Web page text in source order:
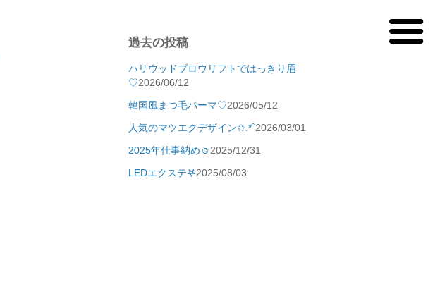
過去の投稿
ハリウッドブロウリフトではっきり眉
♡2026/06/12
韓国風まつ毛パーマ♡2026/05/12
人気のマツエクデザイン✩.*˚2026/03/01
2025年仕事納め☺️2025/12/31
LEDエクステ‎𖤐2025/08/03